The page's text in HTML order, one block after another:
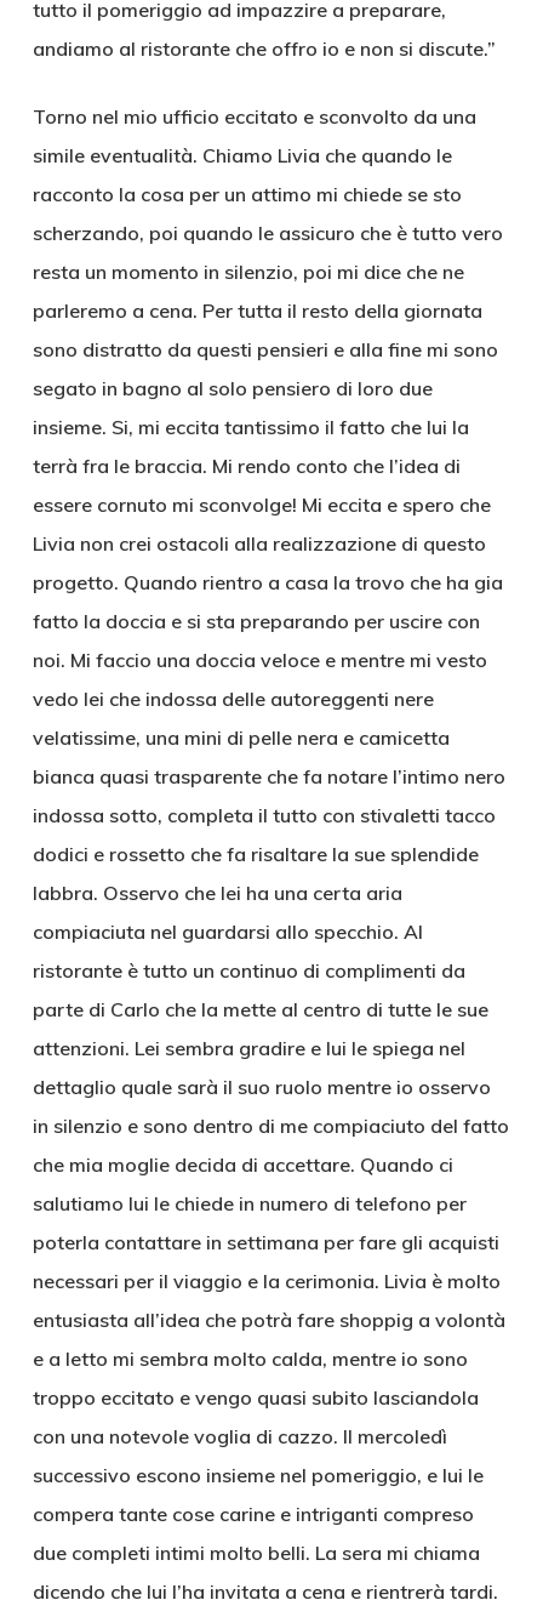
tutto il pomeriggio ad impazzire a preparare,
andiamo al ristorante che offro io e non si discute.”
Torno nel mio ufficio eccitato e sconvolto da una
simile eventualità. Chiamo Livia che quando le
racconto la cosa per un attimo mi chiede se sto
scherzando, poi quando le assicuro che è tutto vero
resta un momento in silenzio, poi mi dice che ne
parleremo a cena. Per tutta il resto della giornata
sono distratto da questi pensieri e alla fine mi sono
segato in bagno al solo pensiero di loro due
insieme. Si, mi eccita tantissimo il fatto che lui la
terrà fra le braccia. Mi rendo conto che l’idea di
essere cornuto mi sconvolge! Mi eccita e spero che
Livia non crei ostacoli alla realizzazione di questo
progetto. Quando rientro a casa la trovo che ha gia
fatto la doccia e si sta preparando per uscire con
noi. Mi faccio una doccia veloce e mentre mi vesto
vedo lei che indossa delle autoreggenti nere
velatissime, una mini di pelle nera e camicetta
bianca quasi trasparente che fa notare l’intimo nero
indossa sotto, completa il tutto con stivaletti tacco
dodici e rossetto che fa risaltare la sue splendide
labbra. Osservo che lei ha una certa aria
compiaciuta nel guardarsi allo specchio. Al
ristorante è tutto un continuo di complimenti da
parte di Carlo che la mette al centro di tutte le sue
attenzioni. Lei sembra gradire e lui le spiega nel
dettaglio quale sarà il suo ruolo mentre io osservo
in silenzio e sono dentro di me compiaciuto del fatto
che mia moglie decida di accettare. Quando ci
salutiamo lui le chiede in numero di telefono per
poterla contattare in settimana per fare gli acquisti
necessari per il viaggio e la cerimonia. Livia è molto
entusiasta all’idea che potrà fare shoppig a volontà
e a letto mi sembra molto calda, mentre io sono
troppo eccitato e vengo quasi subito lasciandola
con una notevole voglia di cazzo. Il mercoledì
successivo escono insieme nel pomeriggio, e lui le
compera tante cose carine e intriganti compreso
due completi intimi molto belli. La sera mi chiama
dicendo che lui l’ha invitata a cena e rientrerà tardi.